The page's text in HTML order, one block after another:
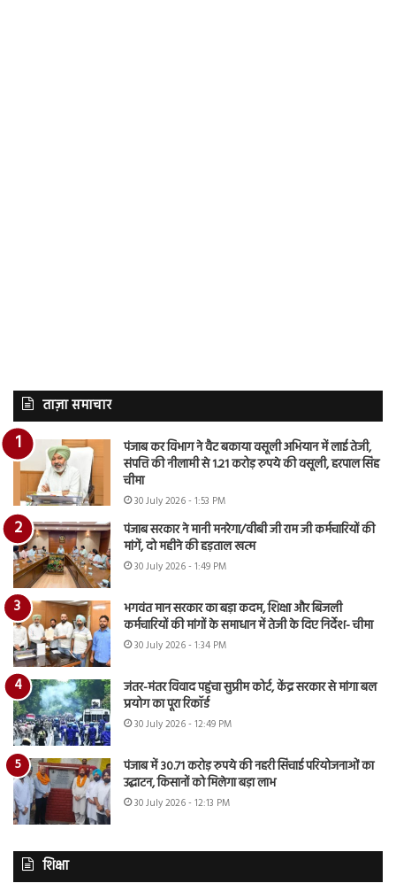
ताज़ा समाचार
पंजाब कर विभाग ने वैट बकाया वसूली अभियान में लाई तेजी,
संपत्ति की नीलामी से 1.21 करोड़ रुपये की वसूली, हरपाल सिंह
चीमा
30 July 2026 - 1:53 PM
पंजाब सरकार ने मानी मनरेगा/वीबी जी राम जी कर्मचारियों की
मांगें, दो महीने की हड़ताल खत्म
30 July 2026 - 1:49 PM
भगवंत मान सरकार का बड़ा कदम, शिक्षा और बिजली
कर्मचारियों की मांगों के समाधान में तेजी के दिए निर्देश- चीमा
30 July 2026 - 1:34 PM
जंतर-मंतर विवाद पहुंचा सुप्रीम कोर्ट, केंद्र सरकार से मांगा बल
प्रयोग का पूरा रिकॉर्ड
30 July 2026 - 12:49 PM
पंजाब में 30.71 करोड़ रुपये की नहरी सिंचाई परियोजनाओं का
उद्घाटन, किसानों को मिलेगा बड़ा लाभ
30 July 2026 - 12:13 PM
शिक्षा